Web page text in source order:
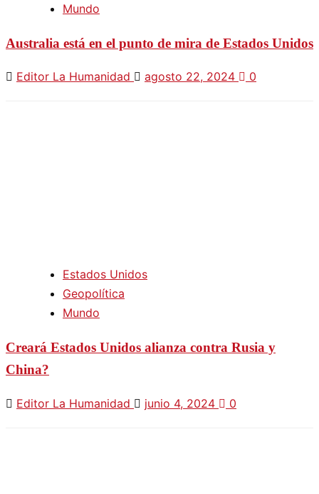
Mundo
Australia está en el punto de mira de Estados Unidos
Editor La Humanidad agosto 22, 2024 0
Estados Unidos
Geopolítica
Mundo
Creará Estados Unidos alianza contra Rusia y
China?
Editor La Humanidad junio 4, 2024 0